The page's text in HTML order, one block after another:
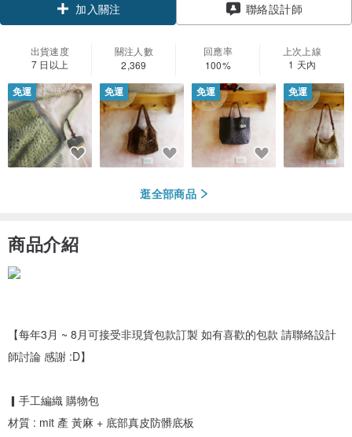
加入關注 聯絡設計師
出貨速度
7 日以上
關注人數
2,369
回應率
100%
上次上線
1 天內
免運 免運 免運 免運
逛全部商品
商品介紹
【每年3月 ~ 8月可接受非現貨包款訂製 如有喜歡的包款 請聯絡設計
師討論 感謝 :D】
▎手工編織 購物包
材質 : mit 產 黃麻 + 底部真皮防髒底板